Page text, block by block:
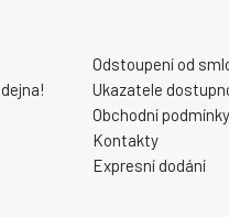
Odstoupení od
Ukazatele
Obchodní podmínky
Kontakty
Expresní dodání